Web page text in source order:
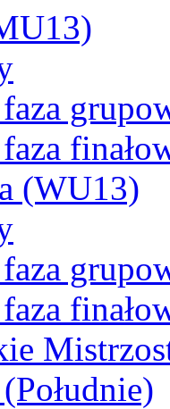
(WU13)